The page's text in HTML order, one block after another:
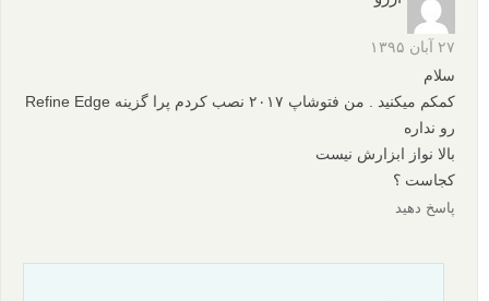
۲۷ آبان ۱۳۹۵
سلام
کمکم میکنید . من فتوشاپ ۲۰۱۷ نصب کردم پرا گزینه Refine Edge
رو نداره
بالا نواز ابزارش نیست
کجاست ؟
پاسخ دهید